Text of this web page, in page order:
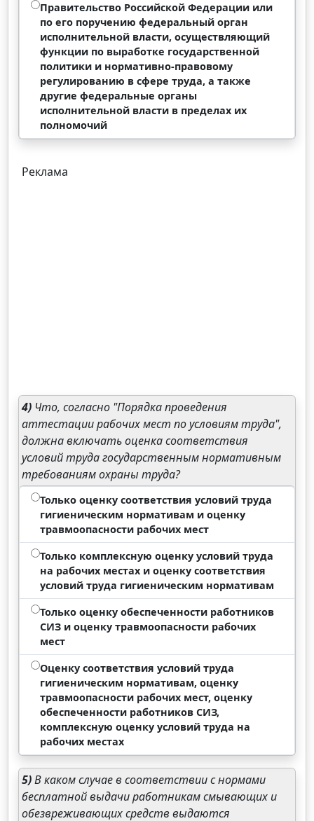
Правительство Российской Федерации или
по его поручению федеральный орган
исполнительной власти, осуществляющий
функции по выработке государственной
политики и нормативно-правовому
регулированию в сфере труда, а также
другие федеральные органы
исполнительной власти в пределах их
полномочий
Реклама
4) Что, согласно "Порядка проведения
аттестации рабочих мест по условиям труда",
должна включать оценка соответствия
условий труда государственным нормативным
требованиям охраны труда?
Только оценку соответствия условий труда
гигиеническим нормативам и оценку
травмоопасности рабочих мест
Только комплексную оценку условий труда
на рабочих местах и оценку соответствия
условий труда гигиеническим нормативам
Только оценку обеспеченности работников
СИЗ и оценку травмоопасности рабочих
мест
Оценку соответствия условий труда
гигиеническим нормативам, оценку
травмоопасности рабочих мест, оценку
обеспеченности работников СИЗ,
комплексную оценку условий труда на
рабочих местах
5)В каком случае в соответствии с нормами
бесплатной выдачи работникам смывающих и
обезвреживающих средств выдаются